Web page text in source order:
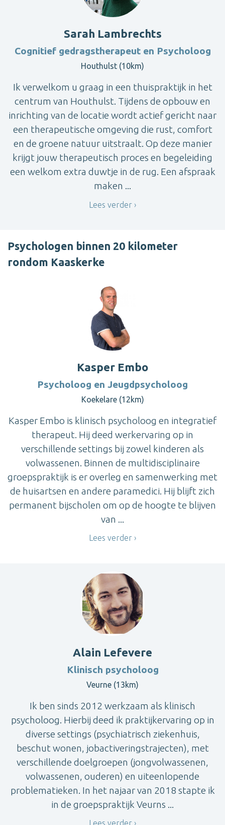
Sarah Lambrechts
Cognitief gedragstherapeut en Psycholoog
Houthulst (10km)
Ik verwelkom u graag in een thuispraktijk in het
centrum van Houthulst. Tijdens de opbouw en
inrichting van de locatie wordt actief gericht naar
een therapeutische omgeving die rust, comfort
en de groene natuur uitstraalt. Op deze manier
krijgt jouw therapeutisch proces en begeleiding
een welkom extra duwtje in de rug. Een afspraak
maken ...
Lees verder
Psychologen binnen 20 kilometer
rondom Kaaskerke
Kasper Embo
Psycholoog en Jeugdpsycholoog
Koekelare (12km)
Kasper Embo is klinisch psycholoog en integratief
therapeut. Hij deed werkervaring op in
verschillende settings bij zowel kinderen als
volwassenen. Binnen de multidisciplinaire
groepspraktijk is er overleg en samenwerking met
de huisartsen en andere paramedici. Hij blijft zich
permanent bijscholen om op de hoogte te blijven
van ...
Lees verder
Alain Lefevere
Klinisch psycholoog
Veurne (13km)
Ik ben sinds 2012 werkzaam als klinisch
psycholoog. Hierbij deed ik praktijkervaring op in
diverse settings (psychiatrisch ziekenhuis,
beschut wonen, jobactiveringstrajecten), met
verschillende doelgroepen (jongvolwassenen,
volwassenen, ouderen) en uiteenlopende
problematieken. In het najaar van 2018 stapte ik
in de groepspraktijk Veurns ...
Lees verder